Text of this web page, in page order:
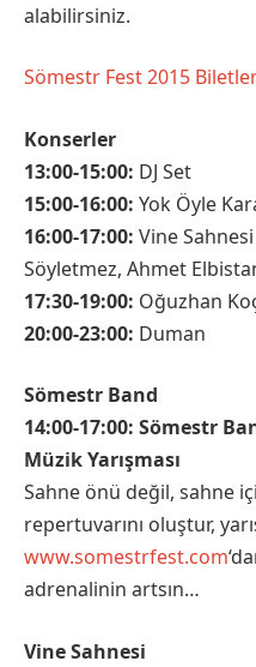
alabilirsiniz.
Sömestr Fest 2015
Konserler
13:00-15:00: DJ Set
15:00-16:00: Yok Öyle
16:00-17:00: Vine
Söyletmez, Ahmet
17:30-19:00: Oğuzhan
20:00-23:00: Duman
Sömestr Band
14:00-17:00: Sömestr
Müzik Yarışması
Sahne önü değil, sahne
repertuvarını oluştur,
www.somestrfest.com
adrenalinin artsın…
Vine Sahnesi